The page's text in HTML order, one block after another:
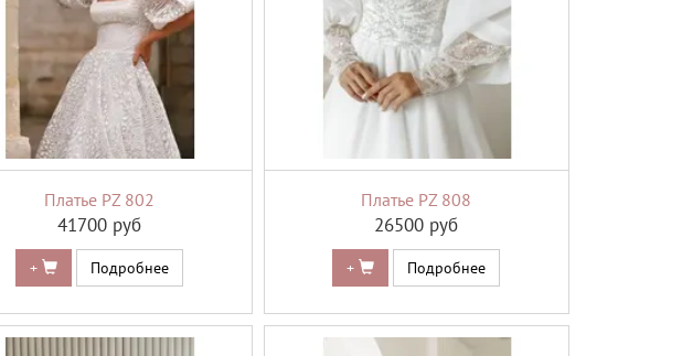
Платье PZ 802
41700 руб
+ Подробнее
Платье PZ 808
26500 руб
+ Подробнее